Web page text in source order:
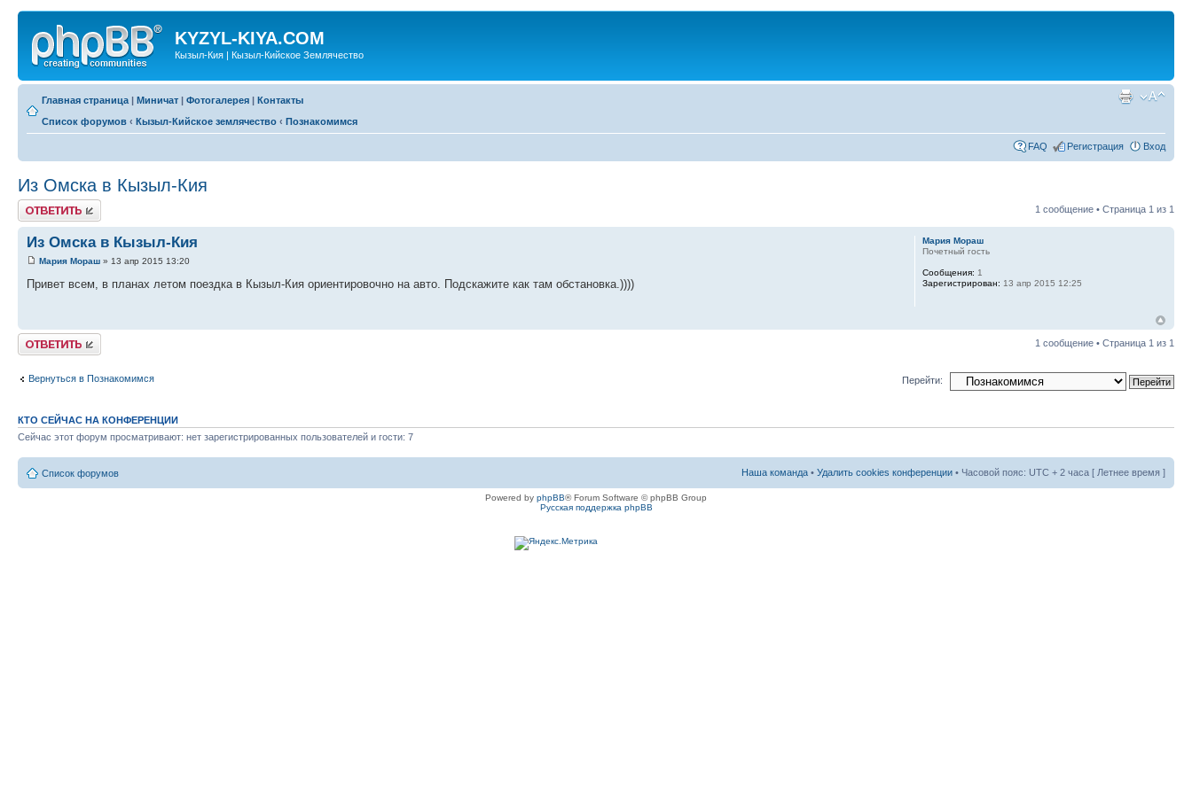
KYZYL-KIYA.COM
Кызыл-Кия | Кызыл-Кийское Землячество
Главная страница | Миничат | Фотогалерея | Контакты
Список форумов ‹ Кызыл-Кийское землячество ‹ Познакомимся
FAQ Регистрация Вход
Из Омска в Кызыл-Кия
Ответить 1 сообщение • Страница 1 из 1
Из Омска в Кызыл-Кия
Мария Мораш » 13 апр 2015 13:20
Привет всем, в планах летом поездка в Кызыл-Кия ориентировочно на авто. Подскажите как там обстановка.))))
Мария Мораш
Почетный гость
Сообщения: 1
Зарегистрирован: 13 апр 2015 12:25
Ответить 1 сообщение • Страница 1 из 1
Вернуться в Познакомимся Перейти:
КТО СЕЙЧАС НА КОНФЕРЕНЦИИ
Сейчас этот форум просматривают: нет зарегистрированных пользователей и гости: 7
Список форумов Наша команда • Удалить cookies конференции • Часовой пояс: UTC + 2 часа [ Летнее время ]
Powered by phpBB® Forum Software © phpBB Group
Русская поддержка phpBB